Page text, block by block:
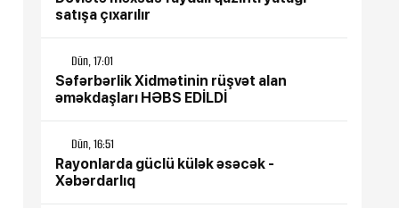
satışa çıxarılır
Dün, 17:01
Səfərbərlik Xidmətinin rüşvət alan
əməkdaşları HƏBS EDİLDİ
Dün, 16:51
Rayonlarda güclü külək əsəcək -
Xəbərdarlıq